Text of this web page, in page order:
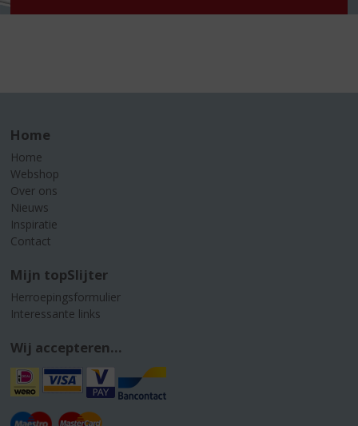
Home
Home
Webshop
Over ons
Nieuws
Inspiratie
Contact
Mijn topSlijter
Herroepingsformulier
Interessante links
Wij accepteren...